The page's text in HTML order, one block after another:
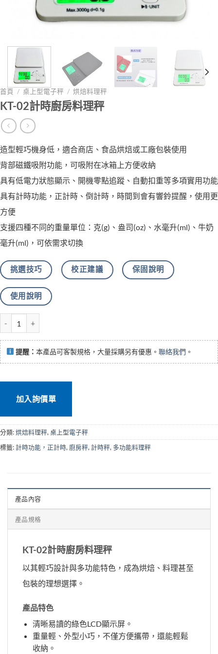
首頁 / 桌上型電子秤 / 烘焙料理秤
KT-02計時廚房料理秤
造型輕巧機身低，適合商店、食品烘焙或工廠包裝使用
背部磁鐵吸附功能，可吸附在冰箱上方便收納
具有低電力狀態顯示、開機零點追蹤、自動扣重等多項實用功能
具有計時功能，正計時、倒計時，時間到會有響鈴提醒，使用更
方便
支援四種不同的重量單位：克(g)、盎司(oz)、水毫升(ml)、牛奶
毫升(ml)，可依需求切換
挑選技巧 校正建議 保固說明
使用說明
提醒： 本產品可客製規格，大量採購另有優惠。 聯絡我們 。
加入詢價單
分類:烘焙料理秤, 桌上型電子秤
標籤:計時功能，正計時, 廚房秤, 計時秤, 多功能料理秤
產品內容
產品規格
KT-02計時廚房料理秤
以其輕巧設計與多功能特色，成為烘焙、料理甚至
包裝的理想選擇。
產品特色
清晰易讀的綠色LCD顯示屏。
重量輕、外型小巧，不僅方便攜帶，還能輕鬆
收納。